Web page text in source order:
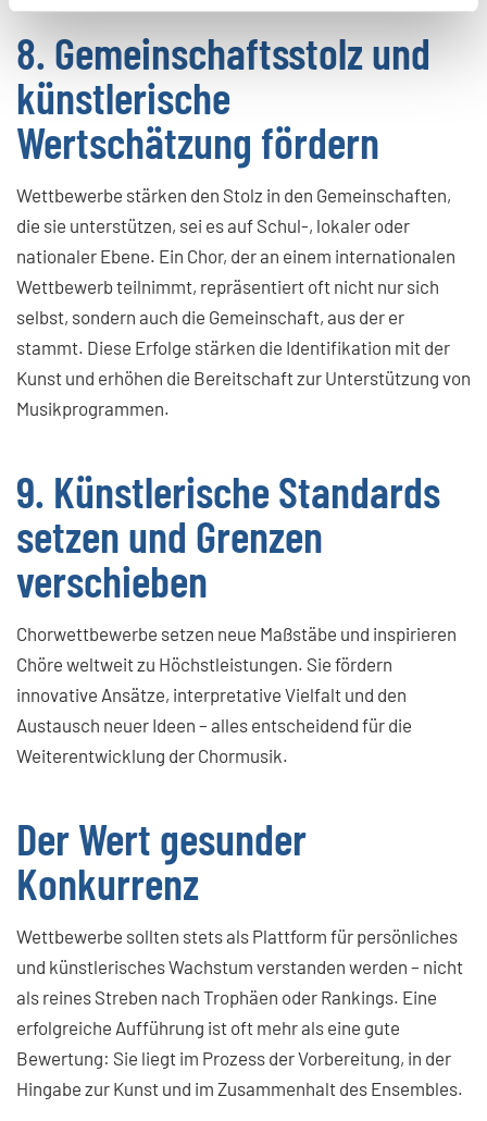
8. Gemeinschaftsstolz und
künstlerische
Wertschätzung fördern
Wettbewerbe stärken den Stolz in den Gemeinschaften,
die sie unterstützen, sei es auf Schul-, lokaler oder
nationaler Ebene. Ein Chor, der an einem internationalen
Wettbewerb teilnimmt, repräsentiert oft nicht nur sich
selbst, sondern auch die Gemeinschaft, aus der er
stammt. Diese Erfolge stärken die Identifikation mit der
Kunst und erhöhen die Bereitschaft zur Unterstützung von
Musikprogrammen.
9. Künstlerische Standards
setzen und Grenzen
verschieben
Chorwettbewerbe setzen neue Maßstäbe und inspirieren
Chöre weltweit zu Höchstleistungen. Sie fördern
innovative Ansätze, interpretative Vielfalt und den
Austausch neuer Ideen – alles entscheidend für die
Weiterentwicklung der Chormusik.
Der Wert gesunder
Konkurrenz
Wettbewerbe sollten stets als Plattform für persönliches
und künstlerisches Wachstum verstanden werden – nicht
als reines Streben nach Trophäen oder Rankings. Eine
erfolgreiche Aufführung ist oft mehr als eine gute
Bewertung: Sie liegt im Prozess der Vorbereitung, in der
Hingabe zur Kunst und im Zusammenhalt des Ensembles.